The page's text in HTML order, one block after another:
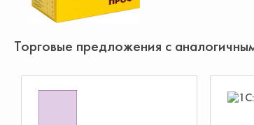
Торговые предложения с